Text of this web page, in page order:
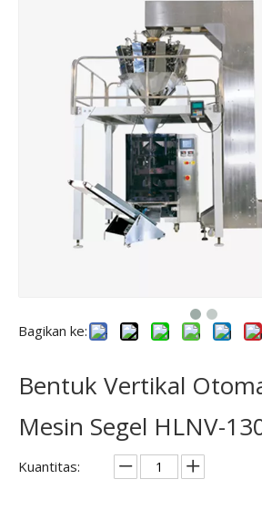
Bagikan ke:
Bentuk Vertikal
Mesin Segel HLNV-
Kuantitas: